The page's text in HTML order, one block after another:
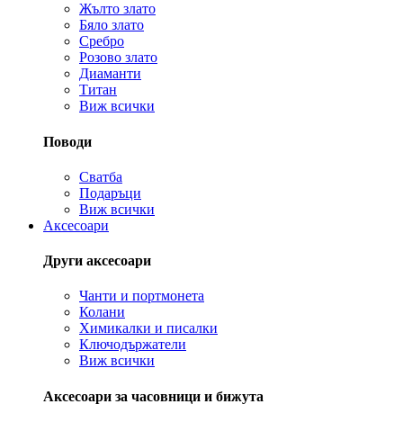
Жълто злато
Бяло злато
Сребро
Розово злато
Диаманти
Титан
Виж всички
Поводи
Сватба
Подаръци
Виж всички
Аксесоари
Други аксесоари
Чанти и портмонета
Колани
Химикалки и писалки
Ключодържатели
Виж всички
Аксесоари за часовници и бижута